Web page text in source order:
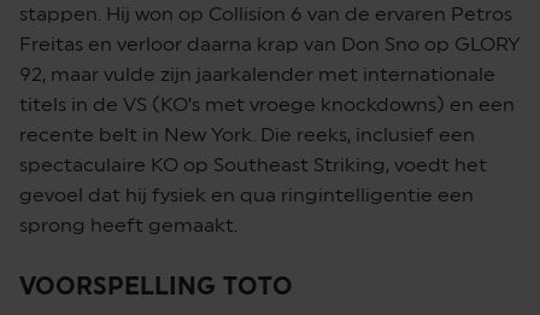
stappen. Hij won op Collision 6 van de ervaren Petros
Freitas en verloor daarna krap van Don Sno op GLORY
92, maar vulde zijn jaarkalender met internationale
titels in de VS (KO’s met vroege knockdowns) en een
recente belt in New York. Die reeks, inclusief een
spectaculaire KO op Southeast Striking, voedt het
gevoel dat hij fysiek en qua ringintelligentie een
sprong heeft gemaakt.
VOORSPELLING TOTO